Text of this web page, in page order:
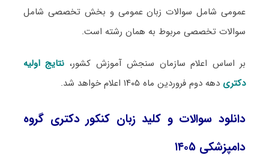
عمومی شامل سوالات زبان عمومی و بخش تخصصی شامل
سوالات تخصصی مربوط به همان رشته است.
بر اساس اعلام سازمان سنجش آموزش کشور، نتایج اولیه
دکتری دهه دوم فروردین ماه ۱۴۰۵ اعلام خواهد شد.
دانلود سوالات و کلید زبان کنکور دکتری گروه
دامپزشکی ۱۴۰۵